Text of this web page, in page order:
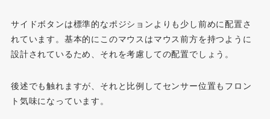
サイドボタンは標準的なポジションよりも少し前めに配置さ
れています。基本的にこのマウスはマウス前方を持つように
設計されているため、それを考慮しての配置でしょう。
後述でも触れますが、それと比例してセンサー位置もフロン
ト気味になっています。